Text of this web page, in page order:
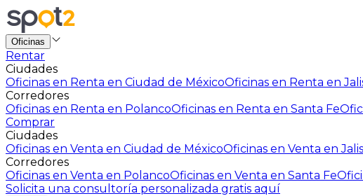
Oficinas
Rentar
Ciudades
Oficinas en Renta en Ciudad de MéxicoOficinas en Renta en
Corredores
Oficinas en Renta en PolancoOficinas en Renta en Santa Fe
Comprar
Ciudades
Oficinas en Venta en Ciudad de MéxicoOficinas en Venta en
Corredores
Oficinas en Venta en PolancoOficinas en Venta en Santa Fe
Solicita una consultoría personalizada gratis aquí